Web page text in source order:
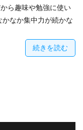
ら趣味や勉強に使い
なか集中力が続かな
続きを読む